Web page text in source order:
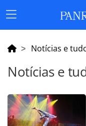
Menu
Principal
Notícias e
Notícias e